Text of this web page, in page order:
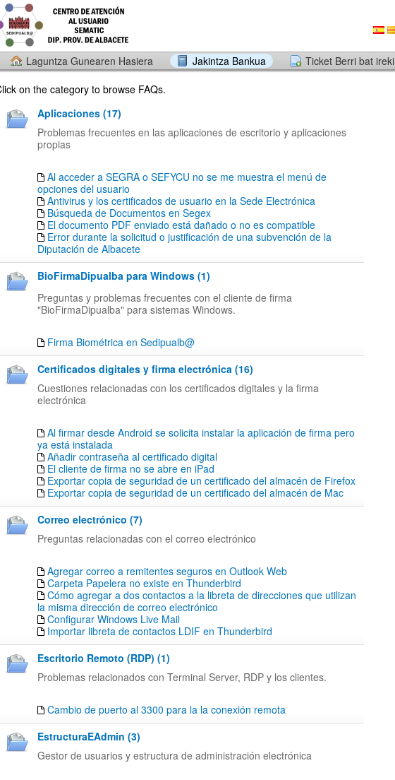
Laguntza Gunearen Hasiera Jakintza Bankua Ticket Berri bat ireki
on the category to browse FAQs.
Aplicaciones (17)
Problemas frecuentes en las aplicaciones de escritorio y aplicaciones
propias
Al acceder a SEGRA o SEFYCU no se me muestra el menú de
opciones del usuario
Antivirus y los certificados de usuario en la Sede Electrónica
Búsqueda de Documentos en Segex
El documento PDF enviado está dañado o no es compatible
Error durante la solicitud o justificación de una subvención de la
Diputación de Albacete
BioFirmaDipualba para Windows (1)
Preguntas y problemas frecuentes con el cliente de firma
"BioFirmaDipualba" para sistemas Windows.
Firma Biométrica en Sedipualb@
Certificados digitales y firma electrónica (16)
Cuestiones relacionadas con los certificados digitales y la firma
electrónica
Al firmar desde Android se solicita instalar la aplicación de firma pero
ya está instalada
Añadir contraseña al certificado digital
El cliente de firma no se abre en iPad
Exportar copia de seguridad de un certificado del almacén de Firefox
Exportar copia de seguridad de un certificado del almacén de Mac
Correo electrónico (7)
Preguntas relacionadas con el correo electrónico
Agregar correo a remitentes seguros en Outlook Web
Carpeta Papelera no existe en Thunderbird
Cómo agregar a dos contactos a la libreta de direcciones que utilizan
la misma dirección de correo electrónico
Configurar Windows Live Mail
Importar libreta de contactos LDIF en Thunderbird
Escritorio Remoto (RDP) (1)
Problemas relacionados con Terminal Server, RDP y los clientes.
Cambio de puerto al 3300 para la la conexión remota
EstructuraEAdmin (3)
Gestor de usuarios y estructura de administración electrónica